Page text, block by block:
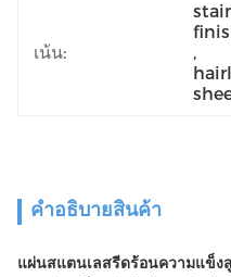
เน้น:
,
คําอธิบายสินค้า
แผ่นสแตนเลสรีดร้อนความแข็ง